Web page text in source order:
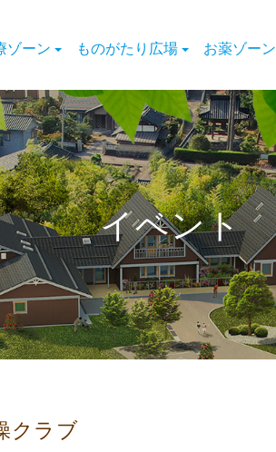
ゾーン ものがたり広場 お薬ゾーン
イベント
クラブ